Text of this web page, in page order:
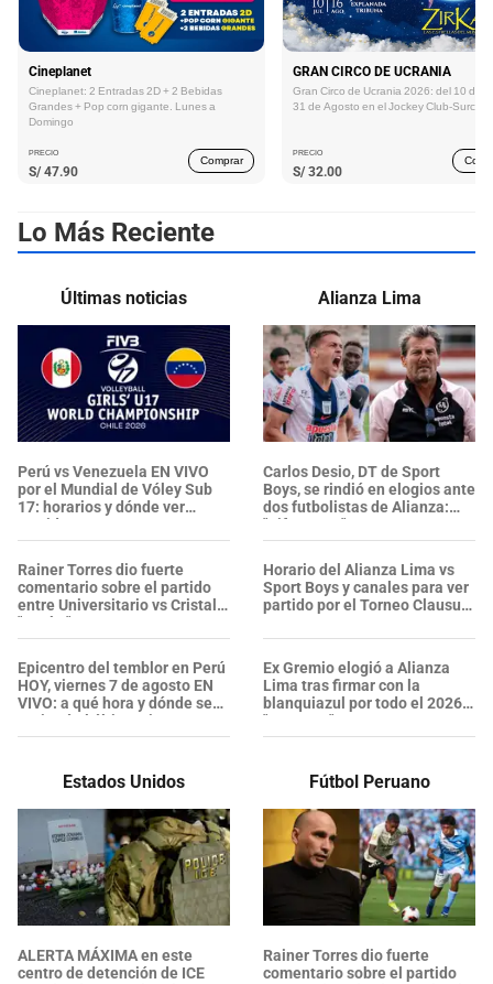
Cineplanet
Cineplanet: 2 Entradas 2D + 2 Bebidas
Grandes + Pop corn gigante. Lunes a
Domingo
PRECIO
S/ 47.90
Comprar
GRAN CIRCO DE UCRANIA
Gran Circo de Ucrania 2026: del 10 de
31 de Agosto en el Jockey Club-Surco
PRECIO
S/ 32.00
Lo Más Reciente
Últimas noticias
Perú vs Venezuela EN VIVO
por el Mundial de Vóley Sub
17: horarios y dónde ver
partido
Rainer Torres dio fuerte
comentario sobre el partido
entre Universitario vs Cristal:
"Será..."
Epicentro del temblor en Perú
HOY, viernes 7 de agosto EN
VIVO: a qué hora y dónde se
registró el último sismo,
según el IGP
Alianza Lima
Carlos Desio, DT de Sport
Boys, se rindió en elogios ante
dos futbolistas de Alianza:
"Diferentes"
Horario del Alianza Lima vs
Sport Boys y canales para ver
partido por el Torneo Clausura
Ex Gremio elogió a Alianza
Lima tras firmar con la
blanquiazul por todo el 2026:
"Proyecto"
Estados Unidos
ALERTA MÁXIMA en este
centro de detención de ICE
Fútbol Peruano
Rainer Torres dio fuerte
comentario sobre el partido